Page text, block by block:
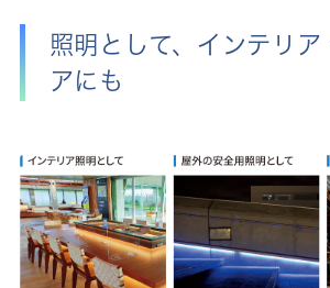
照明として、インテリア
アにも